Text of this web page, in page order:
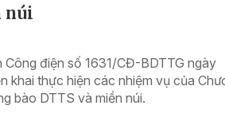
núi
điện số 1631/CĐ-BDTTG ngày
khai thực hiện các nhiệm vụ của
bào DTTS và miền núi.